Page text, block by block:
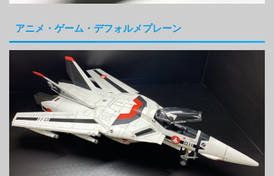
アニメ・ゲーム・デフォルメプレーン